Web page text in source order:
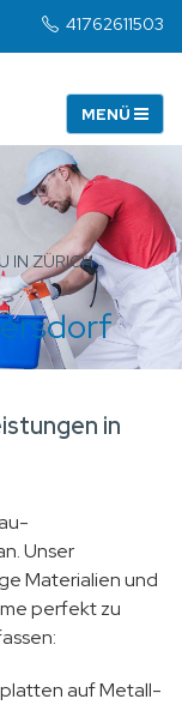
41762611503
IN ZÜRICH
in
Unser
Materialien und
perfekt zu
auf Metall-